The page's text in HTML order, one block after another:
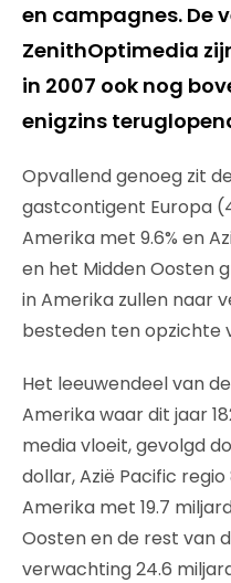
en campagnes. De
ZenithOptimedia
in 2007 ook nog
enigzins
Opvallend genoeg zit
gastcontigent Europa
Amerika met 9.6% en
en het Midden Oosten
in Amerika zullen naar
besteden ten opzichte
Het leeuwendeel van
Amerika waar dit jaar
media vloeit, gevolgd
dollar, Azië Pacific
Amerika met 19.7
Oosten en de rest van
verwachting 24.6